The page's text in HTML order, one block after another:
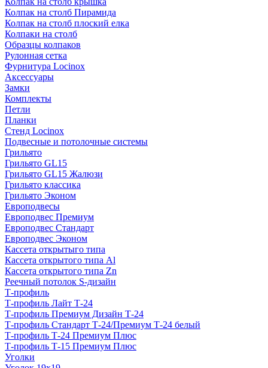
Колпак на столб Пирамида
Колпак на столб плоский елка
Колпаки на столб
Образцы колпаков
Рулонная сетка
Фурнитура Locinox
Аксессуары
Замки
Комплекты
Петли
Планки
Стенд Locinox
Подвесные и потолочные системы
Грильято
Грильято GL15
Грильято GL15 Жалюзи
Грильято классика
Грильято Эконом
Европодвесы
Европодвес Премиум
Европодвес Стандарт
Европодвес Эконом
Кассета открытыго типа
Кассета открытого типа Al
Кассета открытого типа Zn
Реечный потолок S-дизайн
Т-профиль
Т-профиль Лайт Т-24
Т-профиль Премиум Дизайн Т-24
Т-профиль Стандарт Т-24/Премиум Т-24 белый
Т-профиль Т-24 Премиум Плюс
Т-профиль Т-15 Премиум Плюс
Уголки